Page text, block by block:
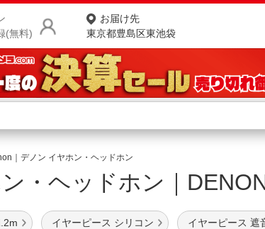
(無料)
お届け先
東京都豊島区東池袋
ランキングからさがす
カテゴリ一覧からさがす
｜デノン イヤホン・ヘッドホン
・ヘッドホン｜
イヤーピース シリコン イヤーピース 遮